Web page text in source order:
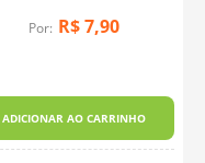
Por: R$ 7,90
ADICIONAR AO CARRINHO